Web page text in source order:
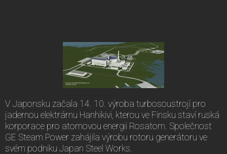
V Japonsku začala 14. 10. výroba turbosoustrojí pro
jadernou elektrárnu Hanhikivi, kterou ve Finsku staví ruská
korporace pro atomovou energii Rosatom. Společnost
GE Steam Power zahájila výrobu rotoru generátoru ve
svém podniku Japan Steel Works.